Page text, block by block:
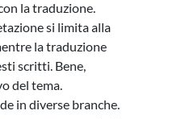
la traduzione.
si limita alla
la traduzione
scritti. Bene,
del tema.
in diverse branche.